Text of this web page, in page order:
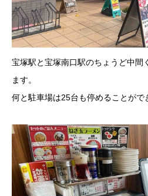
宝塚駅と宝塚南口駅のちょうど中間
ます。
何と駐車場は25台も停めることがで